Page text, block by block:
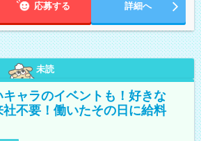
応募する 詳細へ
未読
ャラのイベントも！好きな
不要！働いたその日に給料